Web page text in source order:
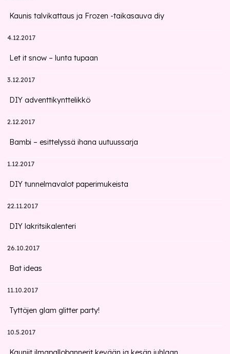
Kaunis talvikattaus ja Frozen -taikasauva diy
4.12.2017
Let it snow – lunta tupaan
3.12.2017
DIY adventtikynttelikkö
2.12.2017
Bambi – esittelyssä ihana uutuussarja
1.12.2017
DIY tunnelmavalot paperimukeista
22.11.2017
DIY lakritsikalenteri
26.10.2017
Bat ideas
11.10.2017
Tyttöjen glam glitter party!
10.5.2017